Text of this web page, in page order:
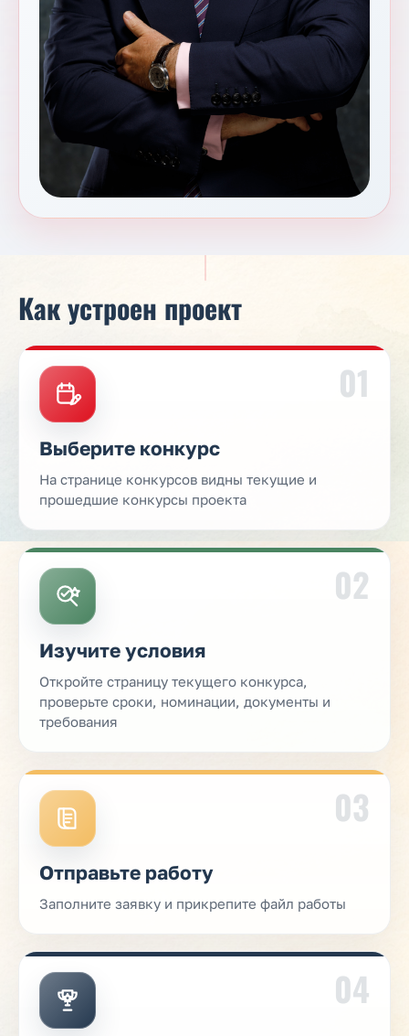
Как устроен проект
01
Выберите конкурс
На странице конкурсов видны текущие и
прошедшие конкурсы проекта
02
Изучите условия
Откройте страницу текущего конкурса,
проверьте сроки, номинации, документы и
требования
03
Отправьте работу
Заполните заявку и прикрепите файл работы
04